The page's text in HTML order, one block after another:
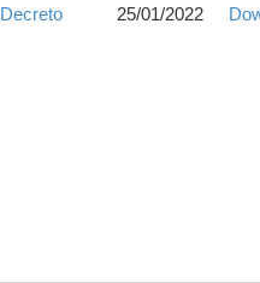
Decreto 25/01/2022